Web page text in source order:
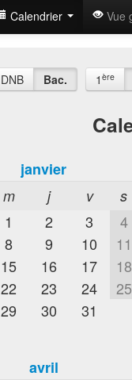
Calendrier Vue
DNB Bac. 1 ère
janvier
m j v s
1 2 3 4
8 9 10 11
15 16 17 18
22 23 24 25
29 30 31
avril